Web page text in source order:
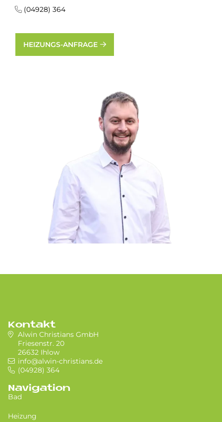
(04928) 364
HEIZUNGS-ANFRAGE
Kontakt
Alwin Christians GmbH
Friesenstr. 20
26632 Ihlow
info@alwin-christians.de
(04928) 364
Navigation
Bad
Heizung